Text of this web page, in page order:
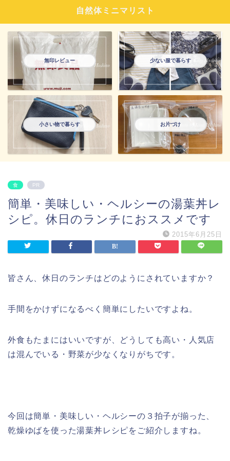
自然体ミニマリスト
無印レビュー 少ない服で暮らす
小さい物で暮らす お片づけ
食 PR
簡単・美味しい・ヘルシーの湯葉丼レ
シピ。休日のランチにおススメです
2015年6月25日
皆さん、休日のランチはどのようにされていますか？
手間をかけずになるべく簡単にしたいですよね。
外食もたまにはいいですが、どうしても高い・人気店
は混んでいる・野菜が少なくなりがちです。
今回は簡単・美味しい・ヘルシーの３拍子が揃った、
乾燥ゆばを使った湯葉丼レシピをご紹介しますね。